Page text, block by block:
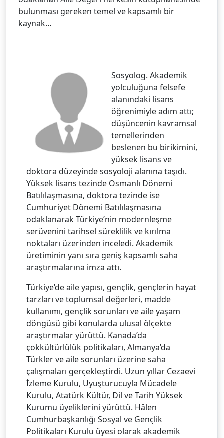
bulunması gereken temel ve kapsamlı bir
kaynak…
Sosyolog. Akademik
yolculuğuna felsefe
alanındaki lisans
öğrenimiyle adım attı;
düşüncenin kavramsal
temellerinden
beslenen bu birikimini,
yüksek lisans ve
doktora düzeyinde sosyoloji alanına taşıdı.
Yüksek lisans tezinde Osmanlı Dönemi
Batılılaşmasına, doktora tezinde ise
Cumhuriyet Dönemi Batılılaşmasına
odaklanarak Türkiye’nin modernleşme
serüvenini tarihsel süreklilik ve kırılma
noktaları üzerinden inceledi. Akademik
üretiminin yanı sıra geniş kapsamlı saha
araştırmalarına imza attı.
Türkiye’de aile yapısı, gençlik, gençlerin hayat
tarzları ve toplumsal değerleri, madde
kullanımı, gençlik sorunları ve aile yaşam
döngüsü gibi konularda ulusal ölçekte
araştırmalar yürüttü. Kanada’da
çokkültürlülük politikaları, Almanya’da
Türkler ve aile sorunları üzerine saha
çalışmaları gerçekleştirdi. Uzun yıllar Cezaevi
İzleme Kurulu, Uyuşturucuyla Mücadele
Kurulu, Atatürk Kültür, Dil ve Tarih Yüksek
Kurumu üyeliklerini yürüttü. Hâlen
Cumhurbaşkanlığı Sosyal ve Gençlik
Politikaları Kurulu üyesi olarak akademik